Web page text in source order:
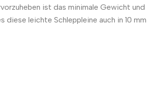
ist das minimale Gewicht und
leichte Schleppleine auch in 10 mm